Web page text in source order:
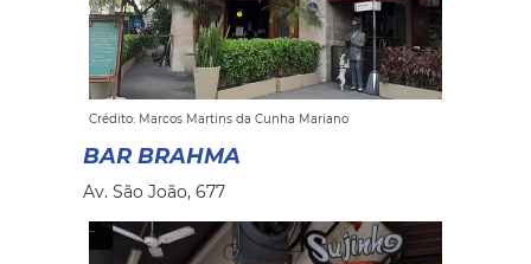
Crédito: Marcos Martins da Cunha Mariano
BAR BRAHMA
Av. São João, 677